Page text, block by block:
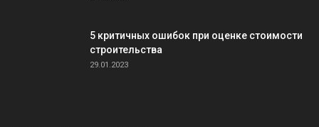
5 критичных ошибок при оценке стоимости
строительства
29.01.2023